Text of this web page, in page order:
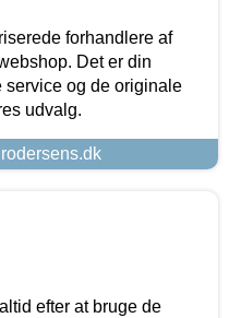
forhandlere af
Det er din
service og de originale
udvalg.
efter at bruge de